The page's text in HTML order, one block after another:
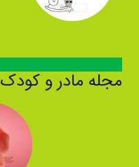
مجله مادر و کودک